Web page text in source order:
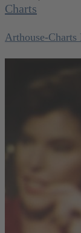
Charts
Arthouse-Charts